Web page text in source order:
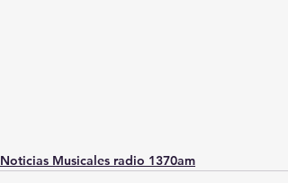
Noticias Musicales radio 1370am